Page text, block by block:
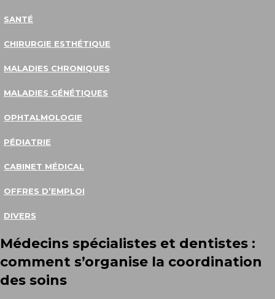
SANTÉ
CHIRURGIE ESTHÉTIQUE
MALADIES CHRONIQUES
MALADIES GÉNÉTIQUES
OPHTALMOLOGIE
PÉDIATRIE
CABINET MÉDICAL
OFFRES D’EMPLOI
DIVERS
Médecins spécialistes et dentistes :
comment s’organise la coordination
des soins